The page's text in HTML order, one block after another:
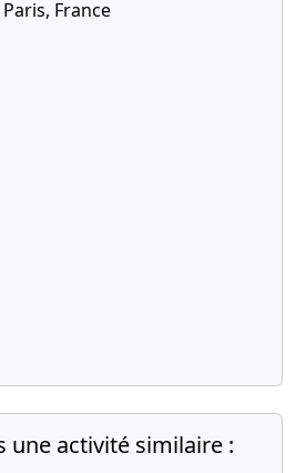
France
une activité similaire :